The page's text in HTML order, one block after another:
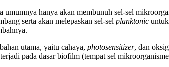
umumnya hanya akan membunuh sel-sel
serta akan melepaskan sel-sel planktonic
utama, yaitu cahaya, photosensitizer, dan
terjadi pada dasar biofilm (tempat sel